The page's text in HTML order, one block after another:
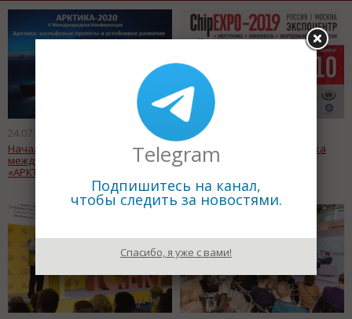
24.07.2019
Началась подготовка
международной конференции
«АРКТИКА-2020»
17.07.2019
17 международная выставка
«ChipEXPO — 2019»
Telegram
Подпишитесь на канал,
чтобы следить за новостями.
Спасибо, я уже с вами!